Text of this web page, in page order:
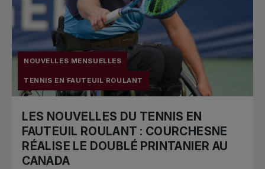
NOUVELLES MENSUELLES
TENNIS EN FAUTEUIL ROULANT
LES NOUVELLES DU TENNIS EN
FAUTEUIL ROULANT : COURCHESNE
RÉALISE LE DOUBLÉ PRINTANIER AU
CANADA